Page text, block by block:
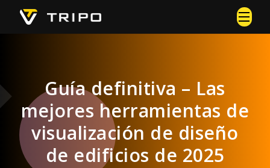
Guía definitiva – Las
mejores herramientas de
visualización de diseño
de edificios de 2025